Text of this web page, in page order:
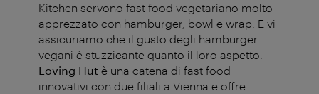
Kitchen servono fast food vegetariano molto
apprezzato con hamburger, bowl e wrap. E vi
assicuriamo che il gusto degli hamburger
vegani è stuzzicante quanto il loro aspetto.
Loving Hut è una catena di fast food
innovativi con due filiali a Vienna e offre